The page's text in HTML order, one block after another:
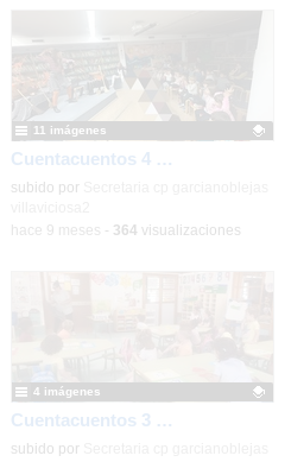
Cuentacuentos 4 años Halloween 2025
Contenido educativo.
subido por
11 imágenes
hace 9 meses - 364 visualizaciones
Cuentacuentos 3 años Iraida Azuara "Mi muro"
Contenido educativo.
subido por
4 imágenes